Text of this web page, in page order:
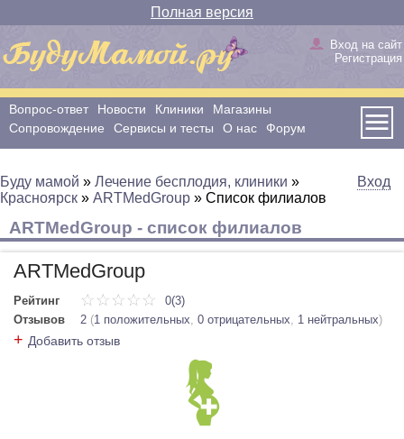
Полная версия
Вход на сайт
Регистрация
Вопрос-ответ Новости Клиники
Магазины
Сопровождение
Сервисы и тесты О нас Форум
Буду мамой » Лечение бесплодия, клиники »
Красноярск » ARTMedGroup » Cписок филиалов
Вход
ARTMedGroup - список филиалов
ARTMedGroup
Рейтинг
0(3)
Отзывов
2 (1 положительных, 0 отрицательных, 1 нейтральных)
+ Добавить отзыв